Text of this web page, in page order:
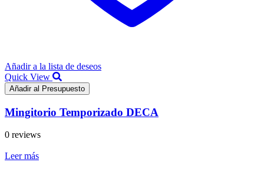
Añadir a la lista de deseos
Quick View
Añadir al Presupuesto
Mingitorio Temporizado DECA
0 reviews
Leer más